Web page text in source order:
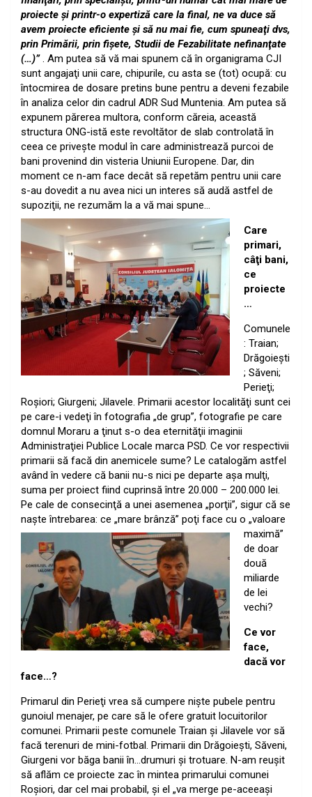
proiecte şi printr-o expertiză care la final, ne va duce să
avem proiecte eficiente şi să nu mai fie, cum spuneaţi dvs,
prin Primării, prin fişete, Studii de Fezabilitate nefinanţate
(…)”. Am putea să vă mai spunem că în organigrama CJI
sunt angajaţi unii care, chipurile, cu asta se (tot) ocupă: cu
întocmirea de dosare pretins bune pentru a deveni fezabile
în analiza celor din cadrul ADR Sud Muntenia. Am putea să
expunem părerea multora, conform căreia, această
structura ONG-istă este revoltător de slab controlată în
ceea ce priveşte modul în care administrează purcoi de
bani provenind din visteria Uniunii Europene. Dar, din
moment ce n-am face decât să repetăm pentru unii care
s-au dovedit a nu avea nici un interes să audă astfel de
supoziţii, ne rezumăm la a vă mai spune…
Care
primari,
câţi bani,
ce
proiecte
…
Comunele
: Traian;
Drăgoieşti
; Săveni;
Perieţi;
Roşiori; Giurgeni; Jilavele. Primarii acestor localităţi sunt cei
pe care-i vedeţi în fotografia „de grup”, fotografie pe care
domnul Moraru a ţinut s-o dea eternităţii imaginii
Administraţiei Publice Locale marca PSD. Ce vor respectivii
primarii să facă din anemicele sume? Le catalogăm astfel
având în vedere că banii nu-s nici pe departe aşa mulţi,
suma per proiect fiind cuprinsă între 20.000 – 200.000 lei.
Pe cale de consecinţă a unei asemenea „porţii”, sigur că se
naşte întrebarea: ce „mare brânză” poţi face cu o „valoare
maximă”
de doar
două
miliarde
de lei
vechi?
Ce vor
face,
dacă vor
face…?
Primarul din Perieţi vrea să cumpere nişte pubele pentru
gunoiul menajer, pe care să le ofere gratuit locuitorilor
comunei. Primarii peste comunele Traian şi Jilavele vor să
facă terenuri de mini-fotbal. Primarii din Drăgoieşti, Săveni,
Giurgeni vor băga banii în…drumuri şi trotuare. N-am reuşit
să aflăm ce proiecte zac în mintea primarului comunei
Roşiori, dar cel mai probabil, şi el „va merge pe-aceeaşi